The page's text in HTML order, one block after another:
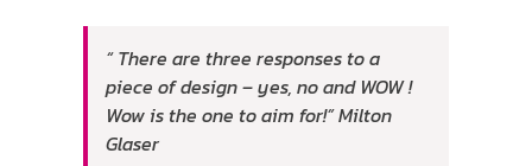
“ There are three responses to a
piece of design – yes, no and WOW !
Wow is the one to aim for!” Milton
Glaser